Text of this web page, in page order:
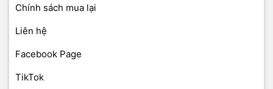
Chính sách mua lại
Liên hệ
Facebook Page
TikTok